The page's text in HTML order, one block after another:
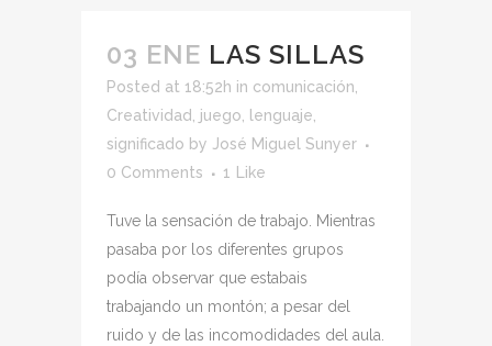
03 ENE LAS SILLAS
Posted at 18:52h in comunicación
Creatividad
juego lenguaje
significado by José Miguel Sunyer
0 Comments
1 Like
Tuve la sensación de trabajo. Mientras
pasaba por los diferentes grupos
podía observar que estabais
trabajando un montón; a pesar del
ruido y de las incomodidades del aula.